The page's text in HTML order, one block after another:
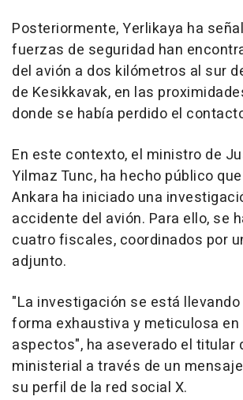
Posteriormente, Yerlikaya ha
fuerzas de seguridad han
del avión a dos kilómetros al sur
de Kesikkavak, en las
donde se había perdido el
En este contexto, el ministro de
Yilmaz Tunc, ha hecho público
Ankara ha iniciado una
accidente del avión. Para ello, se
cuatro fiscales, coordinados por
adjunto.
"La investigación se está llevando
forma exhaustiva y meticulosa
aspectos", ha aseverado el titular
ministerial a través de un
su perfil de la red social X.